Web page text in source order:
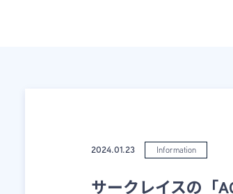
2024.01.23 Information
サークレイスの「